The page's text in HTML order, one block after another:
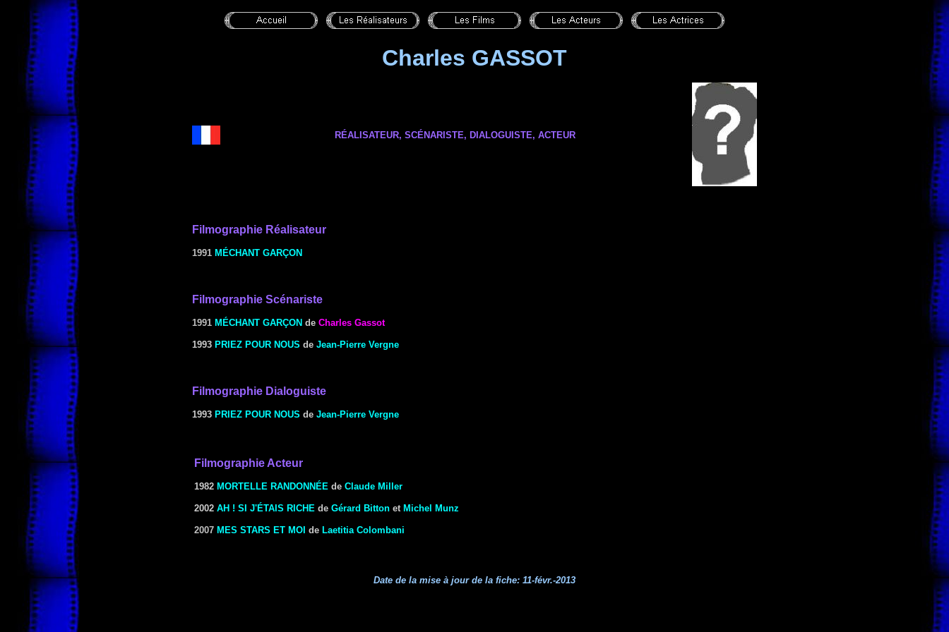
Charles GASSOT
RÉALISATEUR, SCÉNARISTE, DIALOGUISTE, ACTEUR
Filmographie Réalisateur
1991 MÉCHANT GARÇON
Filmographie Scénariste
1991 MÉCHANT GARÇON de Charles Gassot
1993 PRIEZ POUR NOUS de Jean-Pierre Vergne
Filmographie Dialoguiste
1993 PRIEZ POUR NOUS de Jean-Pierre Vergne
Filmographie Acteur
1982 MORTELLE RANDONNÉE de Claude Miller
2002 AH ! SI J'ÉTAIS RICHE de Gérard Bitton et Michel Munz
2007 MES STARS ET MOI de Laetitia Colombani
Date de la mise à jour de la fiche: 11-févr.-2013